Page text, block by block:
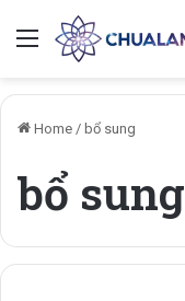
Menu
Home / bổ sung
bổ sung